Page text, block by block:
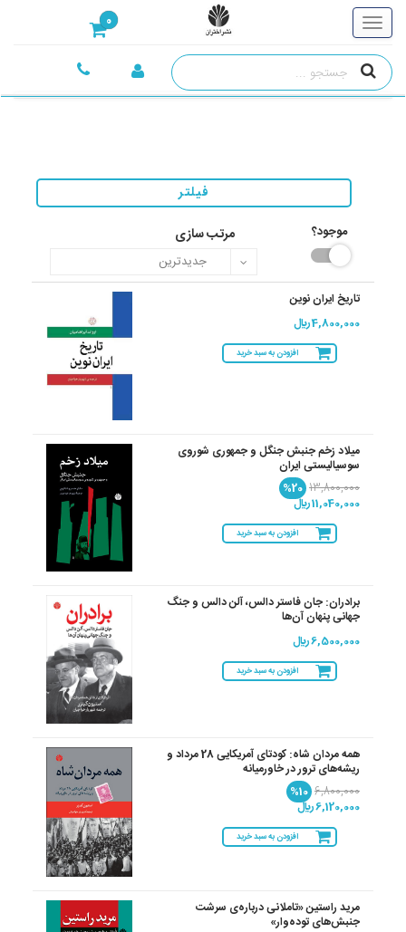
0
فیلتر
موجود؟ مرتب سازی
تاریخ ایران نوین
4,800,000 ريال
افزودن به سبد خرید
میلاد زخم جنبش جنگل و جمهوری شوروی
سوسیالیستی ایران
13,800,000
%20
11,040,000 ريال
افزودن به سبد خرید
برادران: جان فاستر دالس، آلن دالس و جنگ
جهانی پنهان آن‌ها
6,500,000 ريال
افزودن به سبد خرید
همه مردان شاه: کودتای آمریکایی 28 مرداد و
ریشه‌های ترور در خاورمیانه
6,800,000
%10
6,120,000 ريال
افزودن به سبد خرید
مرید راستین «تاملانی درباره‌ی سرشت
جنبش‌های توده‌وار»